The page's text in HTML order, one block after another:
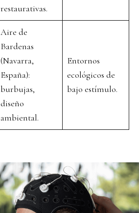
restaurativas.
Aire de
Bardenas
(Navarra,
España):
burbujas,
diseño
ambiental.
Entornos
ecológicos de
bajo estímulo.